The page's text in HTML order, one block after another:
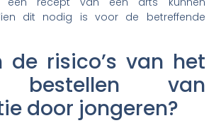
dit nodig is voor de betreffende
de risico’s van het
bestellen van
door jongeren?